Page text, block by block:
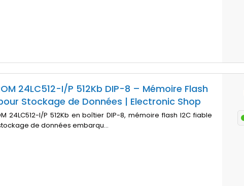
24LC512-I/P 512Kb DIP-8 – Mémoire Flash
Stockage de Données | Electronic Shop
24LC512-I/P 512Kb en boîtier DIP-8, mémoire flash I2C fiable
de données embarqu...